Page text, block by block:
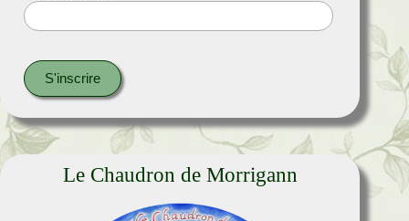
Le Chaudron de Morrigann